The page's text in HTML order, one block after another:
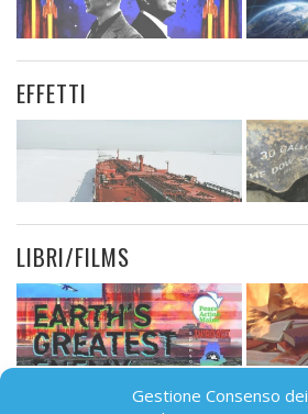
Gestione Consenso dei
EFFETTI
LIBRI/FILMS